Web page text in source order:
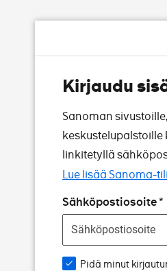
Kirjaudu
Sanoman
linkitetyllä
Lue lisää Sanoma-
Sähköpostiosoite
Pidä minut